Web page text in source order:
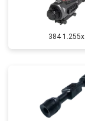
384 1.255х